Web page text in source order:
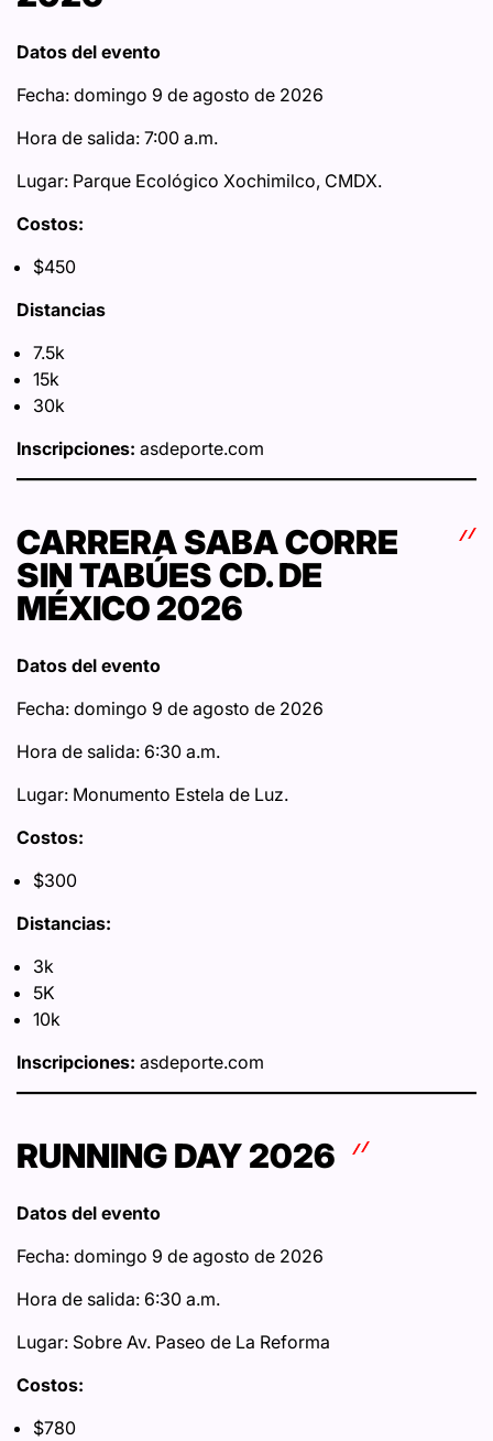
Datos del evento
Fecha: domingo 9 de agosto de 2026
Hora de salida: 7:00 a.m.
Lugar: Parque Ecológico Xochimilco, CMDX.
Costos:
$450
Distancias
7.5k
15k
30k
Inscripciones: asdeporte.com
CARRERA SABA CORRE
SIN TABÚES CD. DE
MÉXICO 2026
Datos del evento
Fecha: domingo 9 de agosto de 2026
Hora de salida: 6:30 a.m.
Lugar: Monumento Estela de Luz.
Costos:
$300
Distancias:
3k
5K
10k
Inscripciones: asdeporte.com
RUNNING DAY 2026
Datos del evento
Fecha: domingo 9 de agosto de 2026
Hora de salida: 6:30 a.m.
Lugar: Sobre Av. Paseo de La Reforma
Costos:
$780